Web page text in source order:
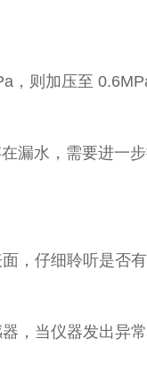
，则加压至
漏水，需要进一
，仔细聆听是否有
，当仪器发出异